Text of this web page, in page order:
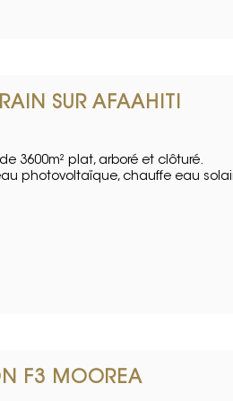
SUR AFAAHITI
3600m² plat, arboré et clôturé.
photovoltaïque, chauffe eau
F3 MOOREA